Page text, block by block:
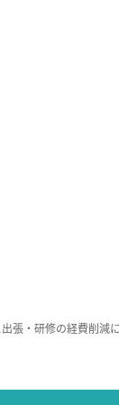
張・研修の経費削減